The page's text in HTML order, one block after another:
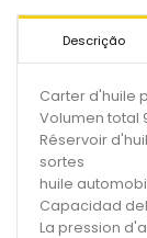
Descrição
Carter d'huile
Volumen total
Réservoir
sortes
huile
Capacidad
La pression